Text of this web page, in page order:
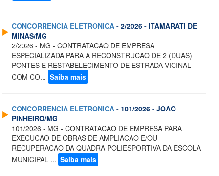
CONCORRENCIA ELETRONICA - 2/2026 - ITAMARATI DE
MINAS/MG
2/2026 - MG - CONTRATACAO DE EMPRESA
ESPECIALIZADA PARA A RECONSTRUCAO DE 2 (DUAS)
PONTES E RESTABELECIMENTO DE ESTRADA VICINAL
COM CO... Saiba mais
CONCORRENCIA ELETRONICA - 101/2026 - JOAO
PINHEIRO/MG
101/2026 - MG - CONTRATACAO DE EMPRESA PARA
EXECUCAO DE OBRAS DE AMPLIACAO E/OU
RECUPERACAO DA QUADRA POLIESPORTIVA DA ESCOLA
MUNICIPAL ... Saiba mais